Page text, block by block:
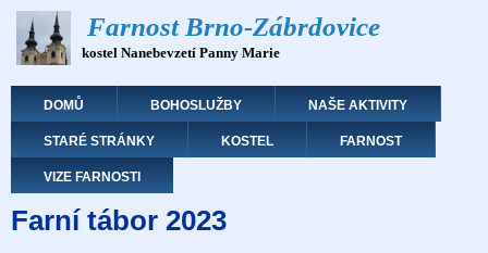
Přejít
hlavnímu
Farnost Brno-Zábrdovice
kostel Nanebevzetí Panny Marie
Hlavní navigace
DOMŮ BOHOSLUŽBY NAŠE AKTIVITY
STARÉ STRÁNKY KOSTEL FARNOST
VIZE FARNOSTI
Farní tábor 2023